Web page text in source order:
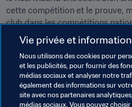
cette compétition et le prouve,
club dans les compétitions
aussi bien en 2014 que cette
l'hymne de la Ligue des
révèle.
En cas de triomphe à Kiev, Los
rivés vers les Émirats Arabes
devenir l'équipe la plus titrée en
Vie privée et
Nous utilisons des cookies pour
et les publicités, pour fournir des
médias sociaux et analyser notre
également des informations sur
site avec nos partenaires
médias sociaux. Vous pouvez